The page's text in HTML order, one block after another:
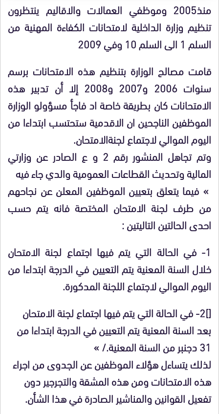
منذ2005 وموظفي العمالات والاقاليم ينتظرون
تنظيم وزارة الداخلية لامتحانات الكفاءة المهنية من
السلم 1 الى السلم 10 وفي 2009
قامت مصالح الوزارة بتنظيم هذه الامتحانات برسم
سنوات 2006 و2007 و2008 إلا أن تدبير هذه
الامتحانات كان بطريقة خاصة اد فاجأ مسؤولو الوزارة
الموظفين الناجحين ان الاقدمية ستحتسب ابتداءا من
اليوم الموالي لاجتماع لجنةالامتحان.
وتم تجاهل المنشور رقم 2 و ع الصادر عن وزارتي
المالية وتحديث القطاعات العمومية والدي جاء فيه
» فيما يتعلق بتعيين الموظفين المعلن عن نجاحهم
من طرف لجنة الامتحان المختصة فانه يتم حسب
احدى الحالتين التاليتين :
1- في الحالة التي يتم فيها اجتماع لجنة الامتحان
خلال السنة المعنية يتم التعيين في الدرجة ابتداءا من
اليوم الموالي لاجتماع اللجنة المدكورة.
[]2- في الحالة التي يتم فيها اجتماع لجنة الامتحان
بعد السنة المعنية يتم التعيين في الدرجة ابتداءا من
31 دجنبر من السنة المعنية./ »
لذلك يتساءل هؤلاء الموظفين عن الجدوى من اجراء
هذه الامتحانات ومن هذه المشقة والتجرجير دون
تفعيل القوانين والمناشير الصادرة في هذا الشأن.